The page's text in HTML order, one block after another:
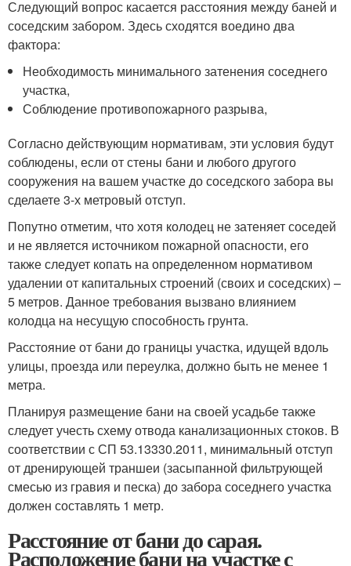
Следующий вопрос касается расстояния между баней и
соседским забором. Здесь сходятся воедино два
фактора:
Необходимость минимального затенения соседнего
участка,
Соблюдение противопожарного разрыва,
Согласно действующим нормативам, эти условия будут
соблюдены, если от стены бани и любого другого
сооружения на вашем участке до соседского забора вы
сделаете 3-х метровый отступ.
Попутно отметим, что хотя колодец не затеняет соседей
и не является источником пожарной опасности, его
также следует копать на определенном нормативом
удалении от капитальных строений (своих и соседских) –
5 метров. Данное требования вызвано влиянием
колодца на несущую способность грунта.
Расстояние от бани до границы участка, идущей вдоль
улицы, проезда или переулка, должно быть не менее 1
метра.
Планируя размещение бани на своей усадьбе также
следует учесть схему отвода канализационных стоков. В
соответствии с СП 53.13330.2011, минимальный отступ
от дренирующей траншеи (засыпанной фильтрующей
смесью из гравия и песка) до забора соседнего участка
должен составлять 1 метр.
Расстояние от бани до сарая.
Расположение бани на участке с